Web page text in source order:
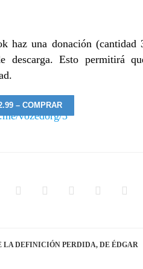
DE
haz una donación
descarga. Esto permitirá
– COMPRAR
LA DEFINICIÓN PERDIDA, DE ÉDGAR